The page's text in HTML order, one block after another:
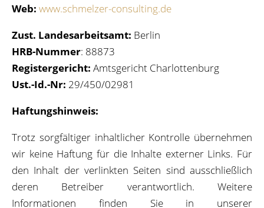
Web: www.schmelzer-consulting.de
Zust. Landesarbeitsamt: Berlin
HRB-Nummer: 88873
Registergericht: Amtsgericht Charlottenburg
Ust.-Id.-Nr: 29/450/02981
Haftungshinweis:
Trotz sorgfältiger inhaltlicher Kontrolle übernehmen
wir keine Haftung für die Inhalte externer Links. Für
den Inhalt der verlinkten Seiten sind ausschließlich
deren Betreiber verantwortlich. Weitere
Informationen finden Sie in unserer